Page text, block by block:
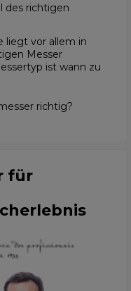
des richtigen
liegt vor allem in
Messer
ist wann zu
richtig?
für